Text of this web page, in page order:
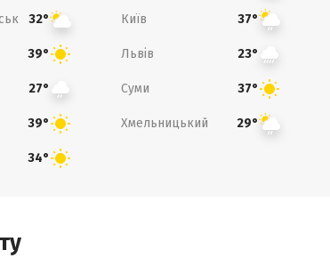
32° Київ 37°
39° Львів 23°
27° Суми 37°
39° Хмельницький 29°
34°